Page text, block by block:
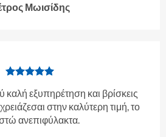
Μωισίδης
εξυπηρέτηση και βρίσκεις
στην καλύτερη τιμή, το
ανεπιφύλακτα.